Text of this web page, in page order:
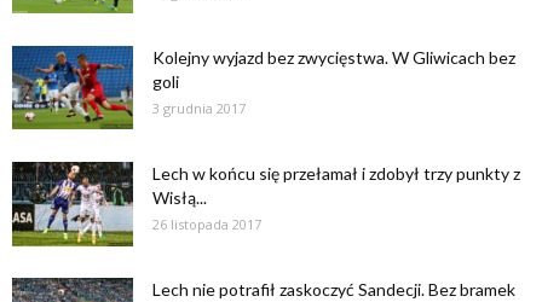
Kolejny wyjazd bez zwycięstwa. W Gliwicach bez
goli
3 grudnia 2017
Lech w końcu się przełamał i zdobył trzy punkty z
Wisłą...
26 listopada 2017
Lech nie potrafił zaskoczyć Sandecji. Bez bramek